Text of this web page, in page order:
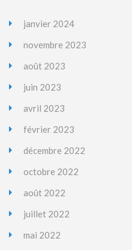
janvier 2024
novembre 2023
août 2023
juin 2023
avril 2023
février 2023
décembre 2022
octobre 2022
août 2022
juillet 2022
mai 2022